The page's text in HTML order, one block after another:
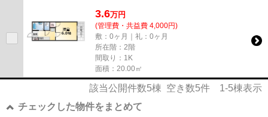
3.6万円
(管理費・共益費 4,000円)
敷：0ヶ月｜礼：0ヶ月
所在階：2階
間取り：1K
面積：20.00㎡
該当公開件数5棟 空き数5件 1-5棟表示
チェックした物件をまとめて